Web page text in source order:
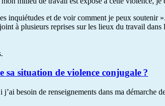
inquiétudes et de voir comment je peux soutenir ».
à plusieurs reprises sur les lieux du travail
sa situation de violence conjugale ?
besoin de renseignements dans ma